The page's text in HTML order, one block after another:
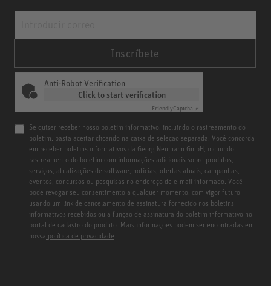
Inscríbete
Anti-Robot Verification
Click to start verification
FriendlyCaptcha ⇗
Se quiser receber nosso boletim informativo, incluindo o rastreamento do
boletim, basta aceitar clicando na caixa de seleção separada. Você concorda
em receber boletins informativos da Georg Neumann GmbH, incluindo
rastreamento do boletim com informações adicionais sobre produtos,
serviços, atualizações de software, notícias, ofertas atuais, campanhas,
eventos, concursos ou pesquisas no endereço de e-mail informado. Você
pode revogar seu consentimento a qualquer momento, com vigor futuro
usando um link de cancelamento de assinatura fornecido nos boletins
informativos recebidos ou a função de assinatura do boletim informativo no
portal de cadastro do produto. Mais informações podem ser encontradas em
nossa política de privacidade